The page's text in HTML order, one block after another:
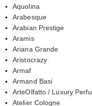
Aquolina
Arabesque
Arabian Prestige
Aramis
Ariana Grande
Aristocrazy
Armaf
Armand Basi
ArteOlfatto / Luxury
Atelier Cologne